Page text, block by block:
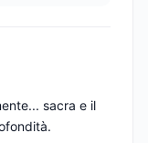
sacra e il